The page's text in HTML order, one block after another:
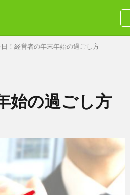
！経営者の年末年始の過ごし方
始の過ごし方